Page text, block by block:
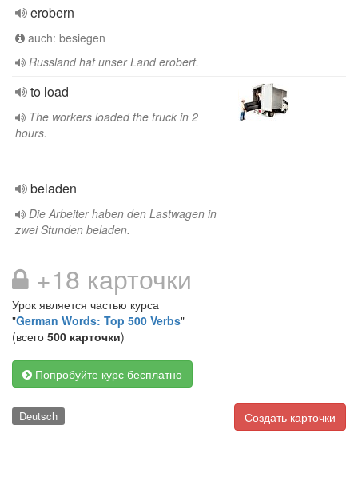
erobern
auch: besiegen
Russland hat unser Land erobert.
to load
The workers loaded the truck in 2
hours.
beladen
Die Arbeiter haben den Lastwagen in
zwei Stunden beladen.
+18 карточки
Урок является частью курса
"German Words: Top 500 Verbs"
(всего 500 карточки)
Попробуйте курс бесплатно
Создать карточки
Deutsch